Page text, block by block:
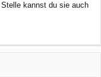
kannst du sie auch